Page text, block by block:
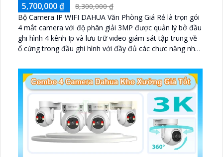
5,700,000 ₫
8,300,000 ₫
Bộ Camera IP WIFI DAHUA Văn Phòng Giá Rẻ là trọn gói
4 mắt camera với độ phân giải 3MP được quản lý bở đầu
ghi hình 4 kênh Ip và lưu trữ video giám sát tập trung về
ổ cứng trong đầu ghi hình với đầy đủ các chưc năng như
và giám sát có màu vào ban đêm